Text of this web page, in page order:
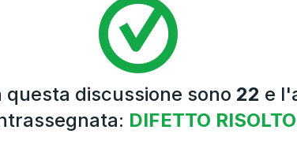
questa discussione sono 22 e
DIFETTO